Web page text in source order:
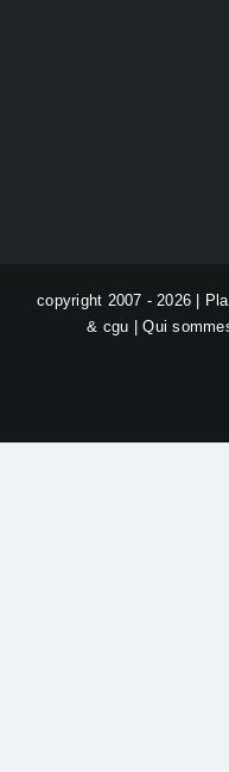
copyright 2007 - 2026 |
& cgu |Qui